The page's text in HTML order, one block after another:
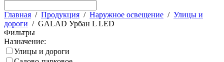
Главная / Продукция / Наружное освещение / Улицы и
дороги / GALAD Урбан L LED
Фильтры
Назначение:
Улицы и дороги